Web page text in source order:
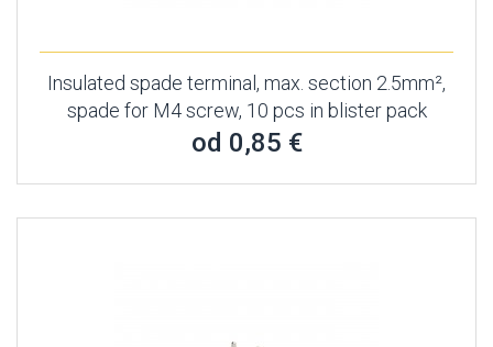
Insulated spade terminal, max. section 2.5mm²,
spade for M4 screw, 10 pcs in blister pack
od 0,85 €